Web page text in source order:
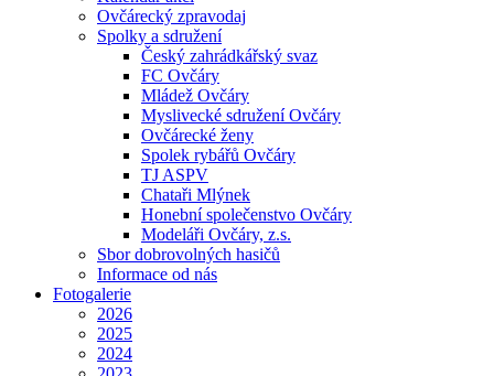
Ovčárecký zpravodaj
Spolky a sdružení
Český zahrádkářský svaz
FC Ovčáry
Mládež Ovčáry
Myslivecké sdružení Ovčáry
Ovčárecké ženy
Spolek rybářů Ovčáry
TJ ASPV
Chataři Mlýnek
Honební společenstvo Ovčáry
Modeláři Ovčáry, z.s.
Sbor dobrovolných hasičů
Informace od nás
Fotogalerie
2026
2025
2024